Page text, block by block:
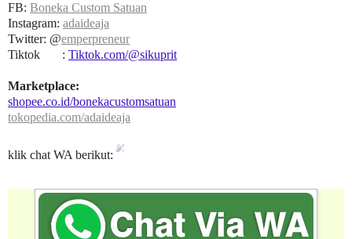
FB: Boneka Custom Satuan
Instagram: adaideaja
Twitter: @emperpreneur
Tiktok : Tiktok.com/@sikuprit
Marketplace:
shopee.co.id/bonekacustomsatuan
tokopedia.com/adaideaja
klik chat WA berikut: